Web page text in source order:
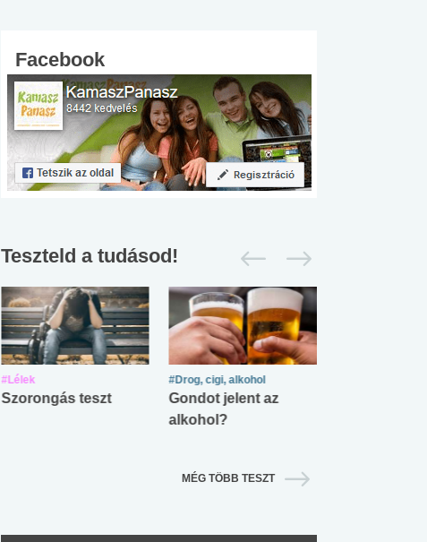
Facebook
Teszteld a tudásod!
#Lélek
Szorongás teszt
#Drog, cigi, alkohol
Gondot jelent az
alkohol?
MÉG TÖBB TESZT